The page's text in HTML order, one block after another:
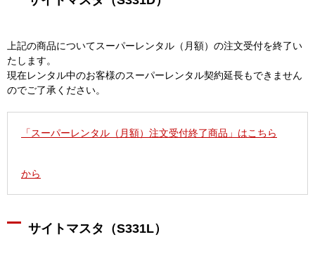
上記の商品についてスーパーレンタル（月額）の注文受付を終了い
たします。
現在レンタル中のお客様のスーパーレンタル契約延長もできません
のでご了承ください。
「スーパーレンタル（月額）注文受付終了商品」はこちら
から
サイトマスタ（S331L）